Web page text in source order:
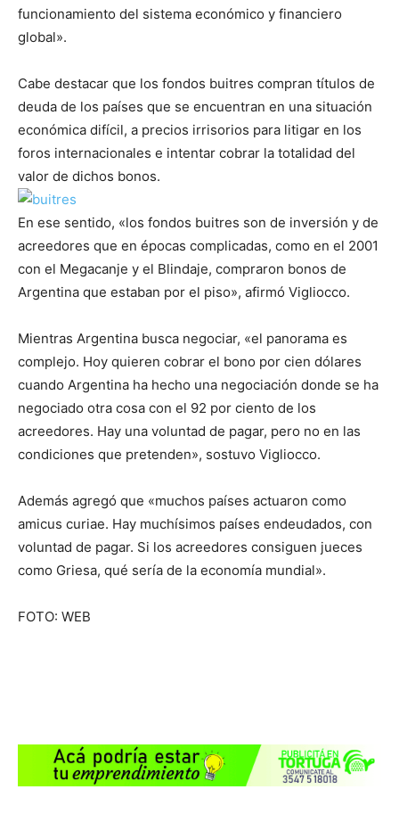
funcionamiento del sistema económico y financiero
global».
Cabe destacar que los fondos buitres compran títulos de
deuda de los países que se encuentran en una situación
económica difícil, a precios irrisorios para litigar en los
foros internacionales e intentar cobrar la totalidad del
valor de dichos bonos.
En ese sentido, «los fondos buitres son de inversión y de
acreedores que en épocas complicadas, como en el 2001
con el Megacanje y el Blindaje, compraron bonos de
Argentina que estaban por el piso», afirmó Vigliocco.
Mientras Argentina busca negociar, «el panorama es
complejo. Hoy quieren cobrar el bono por cien dólares
cuando Argentina ha hecho una negociación donde se ha
negociado otra cosa con el 92 por ciento de los
acreedores. Hay una voluntad de pagar, pero no en las
condiciones que pretenden», sostuvo Vigliocco.
Además agregó que «muchos países actuaron como
amicus curiae. Hay muchísimos países endeudados, con
voluntad de pagar. Si los acreedores consiguen jueces
como Griesa, qué sería de la economía mundial».
FOTO: WEB